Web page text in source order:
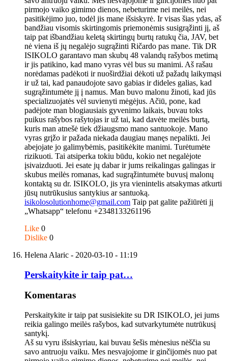
pirmojo vaiko gimimo dienos, nebeturime nei meilės, nei
pasitikėjimo juo, todėl jis mane išsiskyrė. Ir visas šias ydas, aš
bandžiau visomis skirtingomis priemonėmis susigrąžinti jį, aš
taip pat išbandžiau keletą skirtingų burtų ratukų čia, JAV, bet
nė viena iš jų negalėjo sugrąžinti Ričardo pas mane. Tik DR
ISIKOLO garantavo man skubų 48 valandų rašybos metimą
ir jis patikino, kad mano vyras vėl bus su manimi. Aš rašau
norėdamas padėkoti ir nuoširdžiai dėkoti už pažadų laikymąsi
ir už tai, kad panaudojote savo gabias ir dideles galias, kad
sugrąžintumėte jį į namus. Man buvo malonu žinoti, kad jūs
specializuojatės vėl suvienyti mėgėjus. Ačiū, pone, kad
padėjote man blogiausiais gyvenimo laikais, buvau toks
puikus rašybos rašytojas ir už tai, kad davėte meilės burtą,
kuris man atnešė tiek džiaugsmo mano santuokoje. Mano
vyras grįžo ir pažada niekada daugiau manęs nepalikti. Jei
abejojate jo galimybėmis, pasitikėkite manimi. Turėtumėte
rizikuoti. Tai atsiperka tokiu būdu, kokio net negalėjote
įsivaizduoti. Jei esate jų dabar ir jums reikalingas galingas ir
skubus meilės romanas, kad sugrąžintumėte buvusį malonų
kontaktą su dr. ISIKOLO, jis yra vienintelis atsakymas atkurti
jūsų nutrūkusius santykius ar santuoką.
isikolosolutionhome@gmail.com Taip pat galite pažiūrėti jį
„Whatsapp“ telefonu +2348133261196
Like 0
Dislike 0
Helena Alaric - 2020-03-10 - 11:19
Perskaitykite ir taip pat…
Komentaras
Perskaitykite ir taip pat susisiekite su DR ISIKOLO, jei jums
reikia galingo meilės rašybos, kad sutvarkytumėte nutrūkusį
santykį.
Aš su vyru išsiskyriau, kai buvau šešis mėnesius nėščia su
savo antruoju vaiku. Mes nesvajojome ir ginčijomės nuo pat